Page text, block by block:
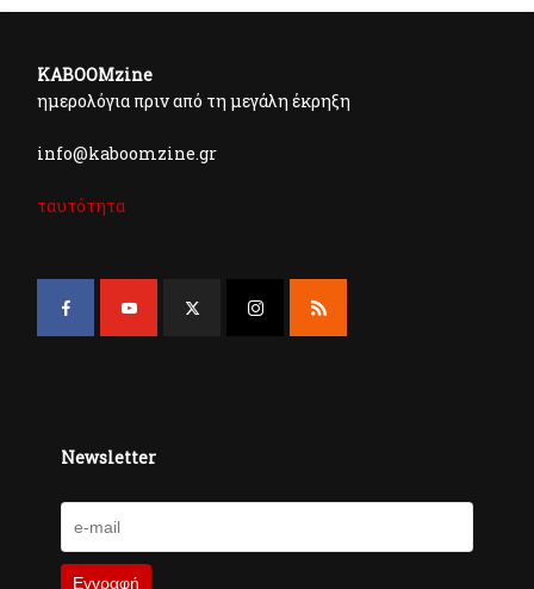
KABOOMzine
ημερολόγια πριν από τη μεγάλη έκρηξη
info@kaboomzine.gr
ταυτότητα
Newsletter